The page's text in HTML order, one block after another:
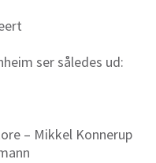
ser således ud:
– Mikkel Konnerup